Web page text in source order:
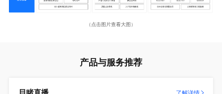
（点击图片查看大图）
产品与服务推荐